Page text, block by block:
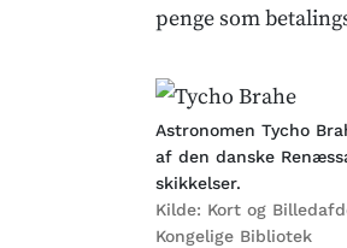
penge som
Astronomen Tycho
af den danske
skikkelser.
Kilde: Kort og
Kongelige Bibliotek